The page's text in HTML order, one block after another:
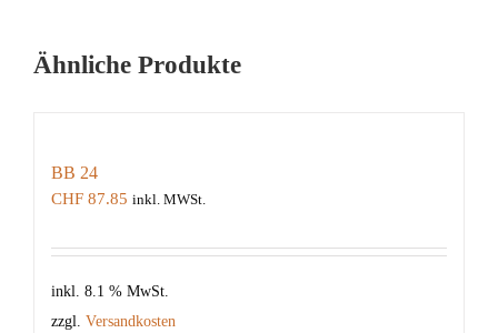
Ähnliche Produkte
BB 24
CHF 87.85 inkl. MWSt.
inkl. 8.1 % MwSt.
zzgl. Versandkosten